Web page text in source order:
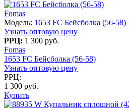
Fomas
Модель: 1653 FC Бейсболка (56-58)
Узнать оптовую цену
РРЦ: 1 300 руб.
Fomas
1653 FC Бейсболка (56-58)
Узнать оптовую цену
РРЦ:
1 300 руб.
Купить